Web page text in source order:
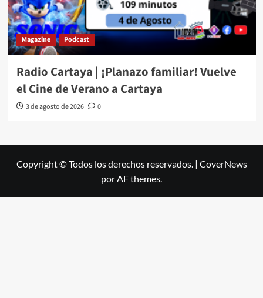
Magazine Podcast
Radio Cartaya | ¡Planazo familiar! Vuelve
el Cine de Verano a Cartaya
3 de agosto de 2026 0
Copyright © Todos los derechos reservados. | CoverNews
por AF themes.